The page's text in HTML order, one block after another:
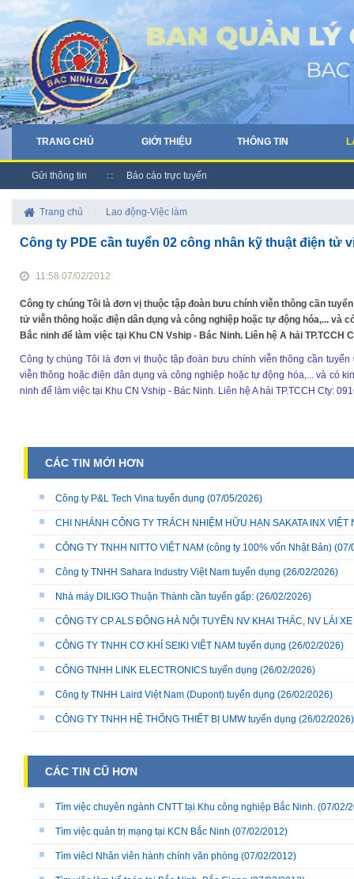
TRANG CHỦ GIỚI THIỆU THÔNG TIN
Gửi thông tin Báo cáo trực tuyến
Trang chủ Lao động-Việc làm
Công ty PDE cần tuyển 02 công nhân kỹ thuật điện tử
11:58 07/02/2012
Công ty chúng Tôi là đơn vị thuộc tập đoàn bưu chính viễn thông cần
tử viễn thông hoặc điện dân dụng và công nghiệp hoặc tự động hóa,... và
Bắc ninh để làm việc tại Khu CN Vship - Bác Ninh. Liên hệ A hải TP.TCCH
Công ty chúng Tôi là đơn vị thuộc tập đoàn bưu chính viễn thông cần
viễn thông hoặc điện dân dụng và công nghiệp hoặc tự động hóa,... và có
ninh để làm việc tại Khu CN Vship - Bác Ninh. Liên hệ A hải TP.TCCH Cty:
CÁC TIN MỚI HƠN
Công ty P&L Tech Vina tuyển dụng (07/05/2026)
CHI NHÁNH CÔNG TY TRÁCH NHIỆM HỮU HẠN SAKATA INX
CÔNG TY TNHH NITTO VIỆT NAM (công ty 100% vốn Nhật Bản) (07/
Công ty TNHH Sahara Industry Việt Nam tuyển dụng (26/02/2026)
Nhà máy DILIGO Thuận Thành cần tuyển gấp: (26/02/2026)
CÔNG TY CP ALS ĐÔNG HÀ NỘI TUYỂN NV KHAI THÁC, NV LÁI
CÔNG TY TNHH CƠ KHÍ SEIKI VIỆT NAM tuyển dụng (26/02/2026)
CÔNG TNHH LINK ELECTRONICS tuyển dụng (26/02/2026)
Công ty TNHH Laird Việt Nam (Dupont) tuyển dụng (26/02/2026)
CÔNG TY TNHH HỆ THỐNG THIẾT BỊ UMW tuyển dụng (26/02/2026)
CÁC TIN CŨ HƠN
Tìm việc chuyên ngành CNTT tại Khu công nghiệp Bắc Ninh. (07/02/
Tìm việc quản trị mạng tại KCN Bắc Ninh (07/02/2012)
Tìm viêcl Nhân viên hành chính văn phòng (07/02/2012)